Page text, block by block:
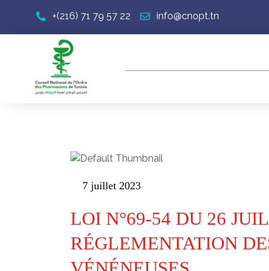
+(216) 71 79 57 22 info@cnopt.tn
7 juillet 2023
LOI N°69-54 DU 26
RÉGLEMENTATION